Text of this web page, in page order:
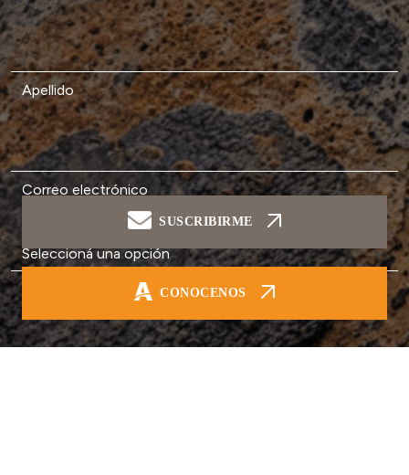
Apellido
Correo electrónico
SUSCRIBIRME
CONOCENOS